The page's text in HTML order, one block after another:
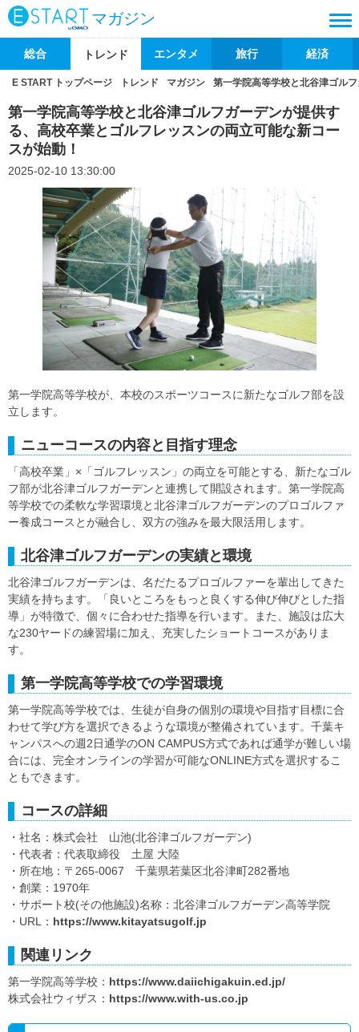
マガジン
総合 トレンド エンタメ 旅行 経済
E START トップページ トレンド マガジン 第一学院高等学校と北谷津ゴル
第一学院高等学校と北谷津ゴルフガーデンが提供す
る、高校卒業とゴルフレッスンの両立可能な新コー
スが始動！
2025-02-10 13:30:00
第一学院高等学校が、本校のスポーツコースに新たなゴルフ部を設
立します。
ニューコースの内容と目指す理念
「高校卒業」×「ゴルフレッスン」の両立を可能とする、新たなゴル
フ部が北谷津ゴルフガーデンと連携して開設されます。第一学院高
等学校での柔軟な学習環境と北谷津ゴルフガーデンのプロゴルファ
ー養成コースとが融合し、双方の強みを最大限活用します。
北谷津ゴルフガーデンの実績と環境
北谷津ゴルフガーデンは、名だたるプロゴルファーを輩出してきた
実績を持ちます。「良いところをもっと良くする伸び伸びとした指
導」が特徴で、個々に合わせた指導を行います。また、施設は広大
な230ヤードの練習場に加え、充実したショートコースがありま
す。
第一学院高等学校での学習環境
第一学院高等学校では、生徒が自身の個別の環境や目指す目標に合
わせて学び方を選択できるような環境が整備されています。千葉キ
ャンパスへの週2日通学のON CAMPUS方式であれば通学が難しい場
合には、完全オンラインの学習が可能なONLINE方式を選択するこ
ともできます。
コースの詳細
・社名：株式会社 山池(北谷津ゴルフガーデン)
・代表者：代表取締役 土屋 大陸
・所在地：〒265-0067 千葉県若葉区北谷津町282番地
・創業：1970年
・サポート校(その他施設)名称：北谷津ゴルフガーデン高等学院
・URL： https://www.kitayatsugolf.jp
関連リンク
第一学院高等学校： https://www.daiichigakuin.ed.jp/
株式会社ウィザス： https://www.with-us.co.jp